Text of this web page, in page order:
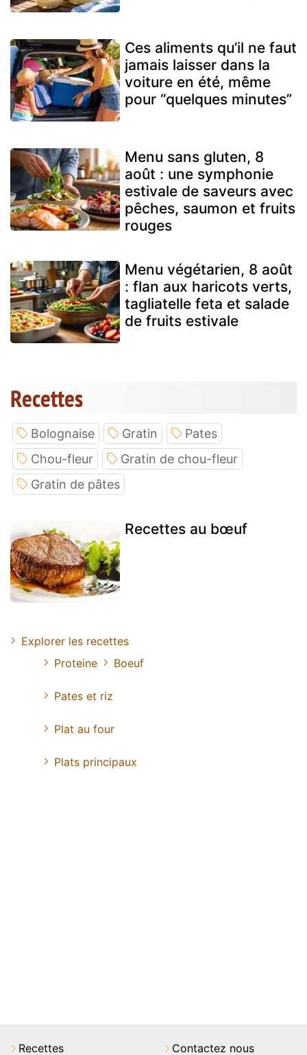
Ces aliments qu’il ne faut
jamais laisser dans la
voiture en été, même
pour “quelques minutes”
Menu sans gluten, 8
août : une symphonie
estivale de saveurs avec
pêches, saumon et fruits
rouges
Menu végétarien, 8 août
: flan aux haricots verts,
tagliatelle feta et salade
de fruits estivale
Recettes
Bolognaise Gratin
Pates
Chou-fleur
Gratin de chou-fleur
Gratin de pâtes
Recettes au bœuf
Explorer les recettes
Proteine
Boeuf
Pates et riz
Plat au four
Plats principaux
Recettes Contactez nous